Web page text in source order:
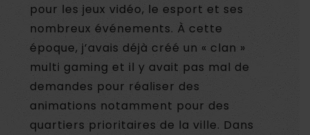
pour les jeux vidéo, le esport et ses
nombreux événements. À cette
époque, j’avais déjà créé un « clan »
multi gaming et il y avait pas mal de
demandes pour réaliser des
animations notamment pour des
quartiers prioritaires de la ville. Dans